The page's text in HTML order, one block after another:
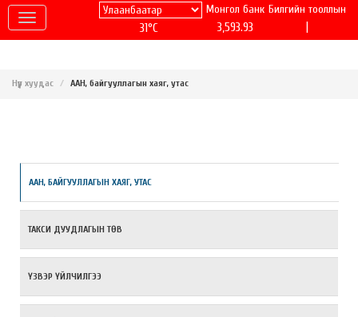
31°C
Монгол банк
3,593.93
Билгийн тооллын
Нүүр хуудас ААН, байгууллагын хаяг, утас
ААН, БАЙГУУЛЛАГЫН ХАЯГ, УТАС
ТАКСИ ДУУДЛАГЫН ТӨВ
ҮЗВЭР ҮЙЛЧИЛГЭЭ